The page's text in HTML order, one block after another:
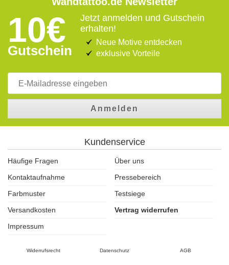
10€
Gutschein
Jetzt anmelden und Gutschein
erhalten!
Neue Motive entdecken
exklusive Vorteile
Anmelden
Kundenservice
Häufige Fragen
Über uns
Kontaktaufnahme
Pressebereich
Farbmuster
Testsiege
Versandkosten
Vertrag widerrufen
Impressum
Widerrufsrecht Datenschutz AGB